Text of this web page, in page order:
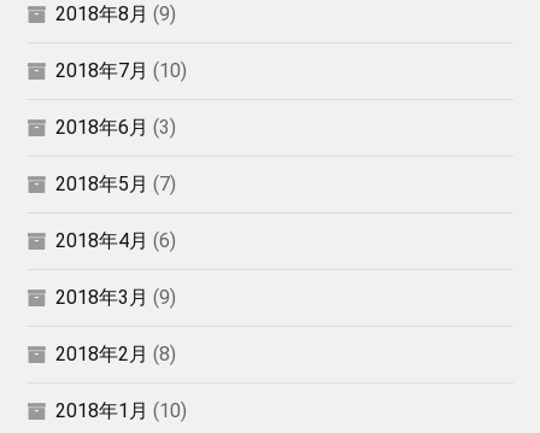
2018年8月 (9)
2018年7月 (10)
2018年6月 (3)
2018年5月 (7)
2018年4月 (6)
2018年3月 (9)
2018年2月 (8)
2018年1月 (10)